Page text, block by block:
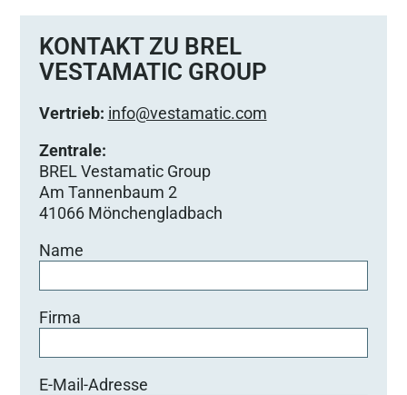
KONTAKT ZU BREL
VESTAMATIC GROUP
Vertrieb: info@vestamatic.com
Zentrale:
BREL Vestamatic Group
Am Tannenbaum 2
41066 Mönchengladbach
Name
Firma
E-Mail-Adresse